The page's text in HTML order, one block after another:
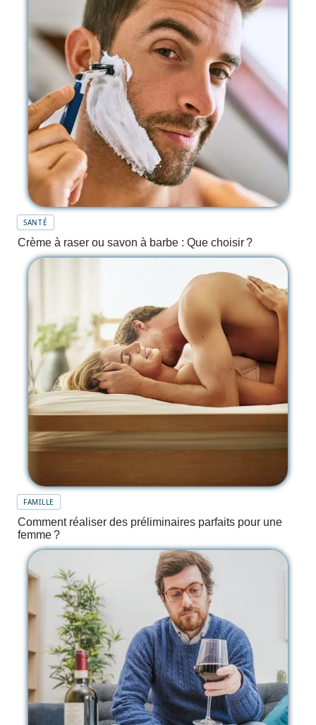
SANTÉ
Crème à raser ou savon à barbe : Que choisir ?
FAMILLE
Comment réaliser des préliminaires parfaits pour une
femme ?